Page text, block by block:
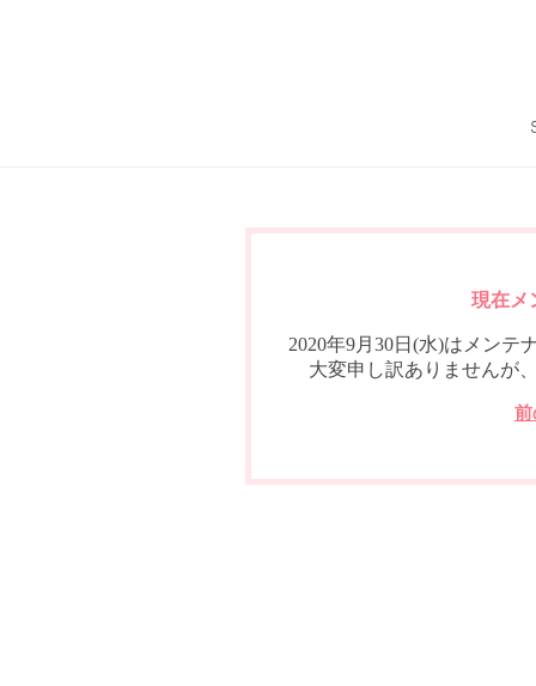
現在メ
2020年9月30日(水)はメンテ
大変申し訳ありませんが
前